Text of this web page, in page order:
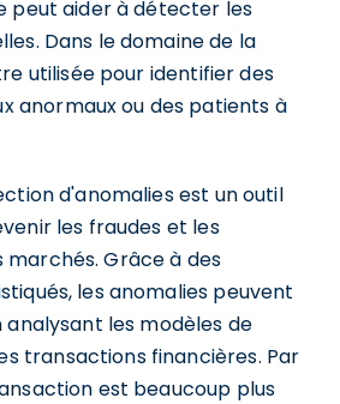
peut aider à détecter les
Dans le domaine de la
utilisée pour identifier des
anormaux ou des patients à
d'anomalies est un outil
les fraudes et les
marchés. Grâce à des
les anomalies peuvent
les modèles de
transactions financières. Par
est beaucoup plus